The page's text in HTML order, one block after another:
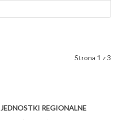
Strona 1 z 3
JEDNOSTKI REGIONALNE